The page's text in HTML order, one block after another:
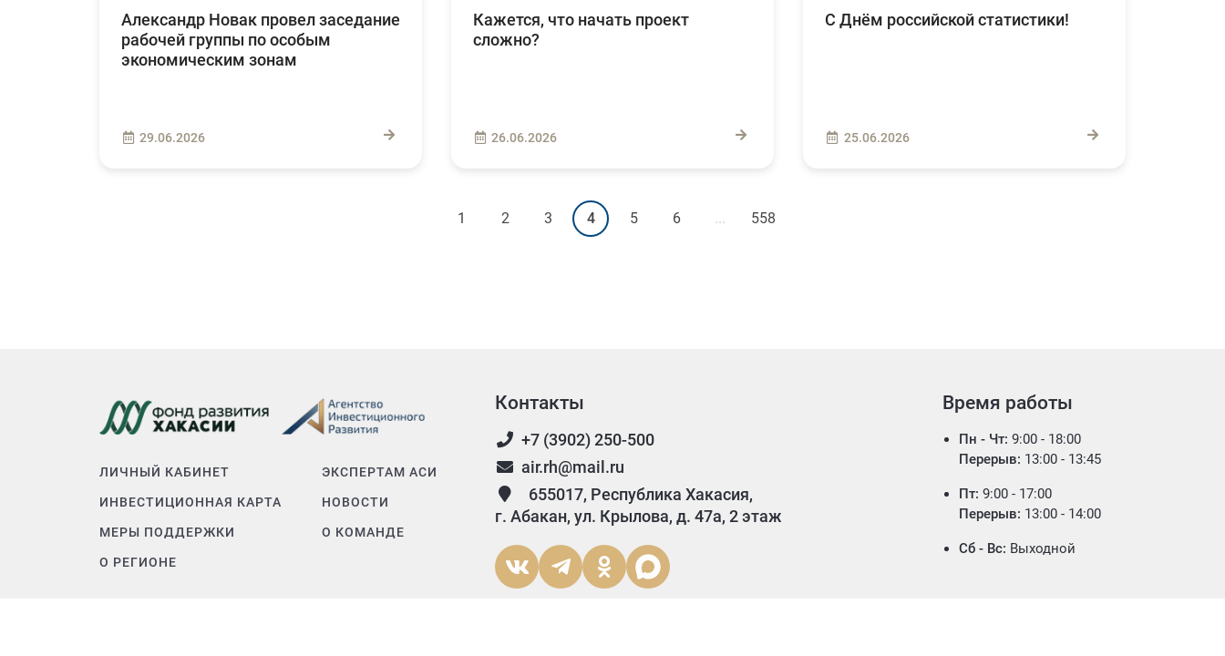
Александр Новак провел заседание
рабочей группы по особым
экономическим зонам
29.06.2026
Кажется, что начать проект
сложно?
26.06.2026
С Днём российской статистики!
25.06.2026
1 2 3 4 5 6 ... 558
ЛИЧНЫЙ КАБИНЕТ
ИНВЕСТИЦИОННАЯ КАРТА
МЕРЫ ПОДДЕРЖКИ
О РЕГИОНЕ
ЭКСПЕРТАМ АСИ
НОВОСТИ
О КОМАНДЕ
Контакты
+7 (3902) 250-500
air.rh@mail.ru
655017, Республика Хакасия,
г. Абакан, ул. Крылова, д. 47а, 2 этаж
Время работы
Пн - Чт: 9:00 - 18:00
Перерыв: 13:00 - 13:45
Пт: 9:00 - 17:00
Перерыв: 13:00 - 14:00
Сб - Вс: Выходной